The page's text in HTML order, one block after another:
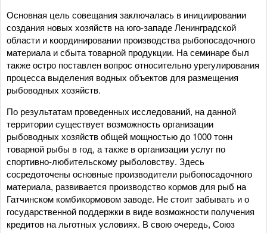
Основная цель совещания заключалась в инициировании
создания новых хозяйств на юго-западе Ленинградской
области и координировании производства рыбопосадочного
материала и сбыта товарной продукции. На семинаре был
также остро поставлен вопрос относительно урегулирования
процесса выделения водных объектов для размещения
рыбоводных хозяйств.
По результатам проведенных исследований, на данной
территории существует возможность организации
рыбоводных хозяйств общей мощностью до 1000 тонн
товарной рыбы в год, а также в организации услуг по
спортивно-любительскому рыболовству. Здесь
сосредоточены основные производители рыбопосадочного
материала, развивается производство кормов для рыб на
Гатчинском комбикормовом заводе. Не стоит забывать и о
государственной поддержки в виде возможности получения
кредитов на льготных условиях. В свою очередь, Союз